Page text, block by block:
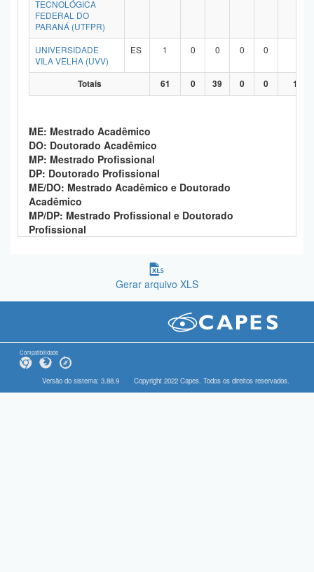
TECNOLÓGICA
FEDERAL DO
PARANÁ (UTFPR)
UNIVERSIDADE
VILA VELHA (UVV)
ES 1 0 0 0 0
Totais 61 0 39 0 0 19
ME: Mestrado Acadêmico
DO: Doutorado Acadêmico
MP: Mestrado Profissional
DP: Doutorado Profissional
ME/DO: Mestrado Acadêmico e Doutorado
Acadêmico
MP/DP: Mestrado Profissional e Doutorado
Profissional
Gerar arquivo XLS
Compatibilidade
Versão do sistema: 3.88.9 Copyright 2022 Capes. Todos os direitos reservados.